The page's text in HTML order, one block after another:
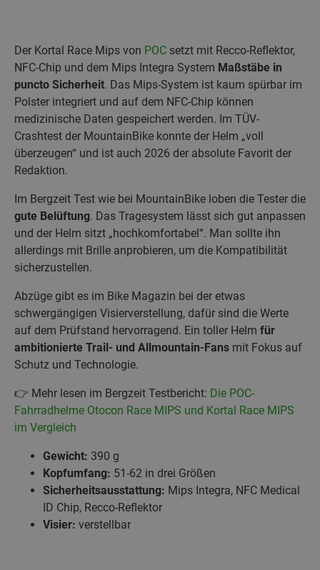
Der Kortal Race Mips von POC setzt mit Recco-Reflektor,
NFC-Chip und dem Mips Integra System Maßstäbe in
puncto Sicherheit. Das Mips-System ist kaum spürbar im
Polster integriert und auf dem NFC-Chip können
medizinische Daten gespeichert werden. Im TÜV-
Crashtest der MountainBike konnte der Helm „voll
überzeugen“ und ist auch 2026 der absolute Favorit der
Redaktion.
Im Bergzeit Test wie bei MountainBike loben die Tester die
gute Belüftung. Das Tragesystem lässt sich gut anpassen
und der Helm sitzt „hochkomfortabel“. Man sollte ihn
allerdings mit Brille anprobieren, um die Kompatibilität
sicherzustellen.
Abzüge gibt es im Bike Magazin bei der etwas
schwergängigen Visierverstellung, dafür sind die Werte
auf dem Prüfstand hervorragend. Ein toller Helm für
ambitionierte Trail- und Allmountain-Fans mit Fokus auf
Schutz und Technologie.
👉 Mehr lesen im Bergzeit Testbericht: Die POC-
Fahrradhelme Otocon Race MIPS und Kortal Race MIPS
im Vergleich
Gewicht: 390 g
Kopfumfang: 51-62 in drei Größen
Sicherheitsausstattung: Mips Integra, NFC Medical
ID Chip, Recco-Reflektor
Visier: verstellbar